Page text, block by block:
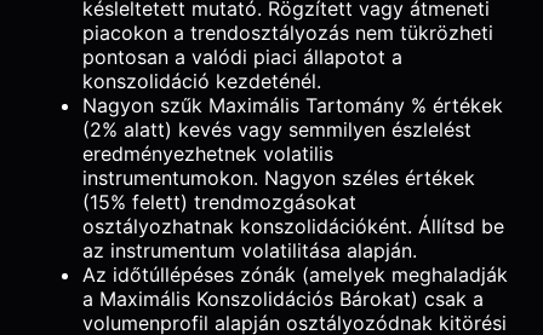
késleltetett mutató. Rögzített vagy átmeneti
piacokon a trendosztályozás nem tükrözheti
pontosan a valódi piaci állapotot a
konszolidáció kezdeténél.
Nagyon szűk Maximális Tartomány % értékek
(2% alatt) kevés vagy semmilyen észlelést
eredményezhetnek volatilis
instrumentumokon. Nagyon széles értékek
(15% felett) trendmozgásokat
osztályozhatnak konszolidációként. Állítsd be
az instrumentum volatilitása alapján.
Az időtúllépéses zónák (amelyek meghaladják
a Maximális Konszolidációs Bárokat) csak a
volumenprofil alapján osztályozódnak kitörési